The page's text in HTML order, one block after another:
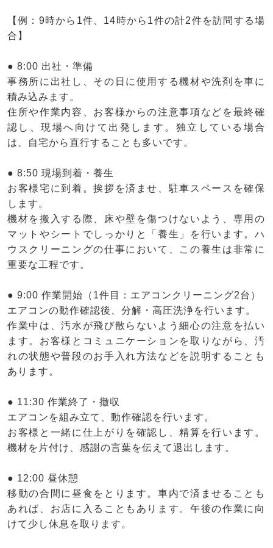
【例：9時から1件、14時から1件の計2件を訪問する場
合】
● 8:00 出社・準備
事務所に出社し、その日に使用する機材や洗剤を車に
積み込みます。
住所や作業内容、お客様からの注意事項などを最終確
認し、現場へ向けて出発します。独立している場合
は、自宅から直行することも多いです。
● 8:50 現場到着・養生
お客様宅に到着。挨拶を済ませ、駐車スペースを確保
します。
機材を搬入する際、床や壁を傷つけないよう、専用の
マットやシートでしっかりと「養生」を行います。ハ
ウスクリーニングの仕事において、この養生は非常に
重要な工程です。
● 9:00 作業開始（1件目：エアコンクリーニング2台）
エアコンの動作確認後、分解・高圧洗浄を行います。
作業中は、汚水が飛び散らないよう細心の注意を払い
ます。お客様とコミュニケーションを取りながら、汚
れの状態や普段のお手入れ方法などを説明することも
あります。
● 11:30 作業終了・撤収
エアコンを組み立て、動作確認を行います。
お客様と一緒に仕上がりを確認し、精算を行います。
機材を片付け、感謝の言葉を伝えて退出します。
● 12:00 昼休憩
移動の合間に昼食をとります。車内で済ませることも
あれば、お店に入ることもあります。午後の作業に向
けて少し休息を取ります。